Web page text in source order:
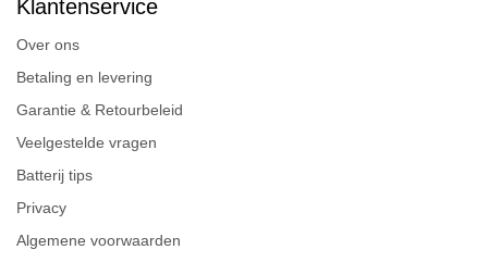
Klantenservice
Over ons
Betaling en levering
Garantie & Retourbeleid
Veelgestelde vragen
Batterij tips
Privacy
Algemene voorwaarden